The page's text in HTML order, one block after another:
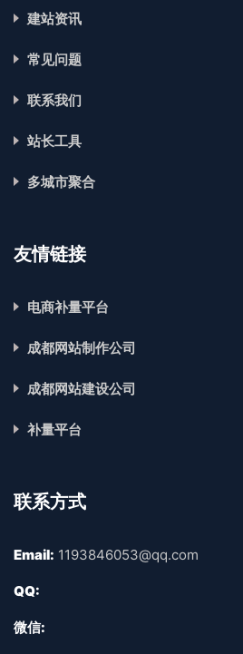
建站资讯
常见问题
联系我们
站长工具
多城市聚合
友情链接
电商补量平台
成都网站制作公司
成都网站建设公司
补量平台
联系方式
Email: 1193846053@qq.com
QQ:
微信: